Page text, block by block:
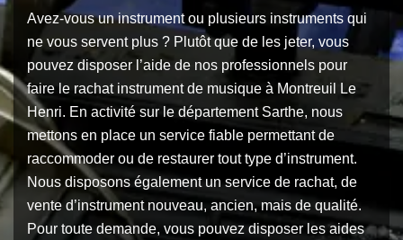
Avez-vous un instrument ou plusieurs instruments qui
ne vous servent plus ? Plutôt que de les jeter, vous
pouvez disposer l’aide de nos professionnels pour
faire le rachat instrument de musique à Montreuil Le
Henri. En activité sur le département Sarthe, nous
mettons en place un service fiable permettant de
raccommoder ou de restaurer tout type d’instrument.
Nous disposons également un service de rachat, de
vente d’instrument nouveau, ancien, mais de qualité.
Pour toute demande, vous pouvez disposer les aides